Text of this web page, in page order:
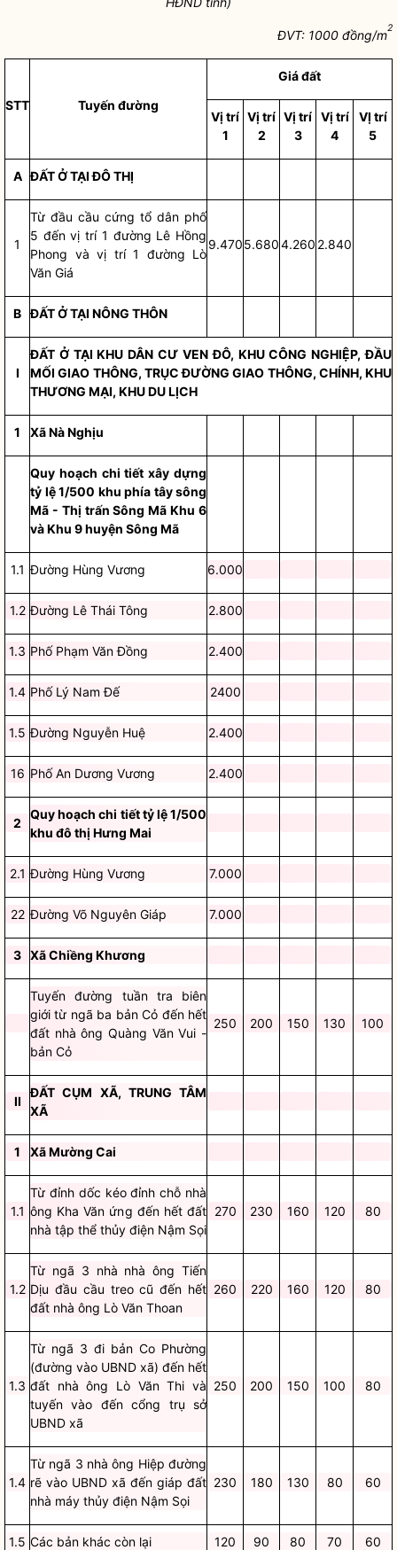
ĐVT: 1000 đồng/m2
STT Tuyến đường
Giá đất
Vị trí
1
Vị trí
2
Vị trí
3
Vị trí
4
VỊ trí
5
A ĐẤT Ở TẠI ĐÔ THỊ
1
Từ đầu cầu cứng tổ dân phố
5 đến vị trí 1 đường Lê Hồng
Phong và vị trí 1 đường Lò
Văn Giá
9.4705.6804.260 2.840
B ĐẤT Ở TẠI NÔNG THÔN
I
ĐẤT Ở TẠI KHU DÂN CƯ VEN ĐÔ, KHU CÔNG NGHIỆP, ĐẦU
MỐI GIAO THÔNG, TRỤC ĐƯỜNG GIAO THÔNG, CHÍNH, KHU
THƯƠNG MẠI, KHU DU LỊCH
1 Xã Nà Nghịu
Quy hoạch chi tiết xây dựng
tỷ lệ 1/500 khu phía tây sông
Mã - Thị trấn Sông Mã Khu 6
và Khu 9 huyện Sông Mã
1.1 Đường Hùng Vương 6.000
1.2 Đường Lê Thái Tông 2.800
1.3 Phố Phạm Văn Đồng 2.400
1.4 Phố Lý Nam Đế 2400
1.5 Đường Nguyễn Huệ 2.400
16 Phố An Dương Vương 2.400
2
Quy hoạch chi tiết tỷ lệ 1/500
khu đô thị Hưng Mai
2.1 Đường Hùng Vương 7.000
22 Đường Võ Nguyên Giáp 7.000
3 Xã Chiềng Khương
Tuyến đường tuần tra biên
giới từ ngã ba bản Cỏ đến hết
đất nhà ông Quàng Văn Vui -
bản Cỏ
250 200 150 130 100
II
ĐẤT CỤM XÃ, TRUNG TÂM
XÃ
1 Xã Mường Cai
1.1
Từ đỉnh dốc kéo đỉnh chỗ nhà
ông Kha Văn ứng đến hết đất
nhà tập thể thủy điện Nậm Sọi
270 230 160 120 80
1.2
Từ ngã 3 nhà nhà ông Tiến
Dịu đầu cầu treo cũ đến hết
đất nhà ông Lò Văn Thoan
260 220 160 120 80
1.3
Từ ngã 3 đi bản Co Phường
(đường vào UBND xã) đến hết
đất nhà ông Lò Văn Thi và
tuyến vào đến cổng trụ sở
UBND xã
250 200 150 100 80
1.4
Từ ngã 3 nhà ông Hiệp đường
rẽ vào UBND xã đến giáp đất
nhà máy thủy điện Nậm Sọi
230 180 130 80 60
1.5 Các bản khác còn lại 120 90 80 70 60